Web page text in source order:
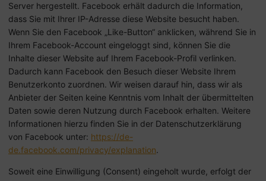
Server hergestellt. Facebook erhält dadurch die Information,
dass Sie mit Ihrer IP-Adresse diese Website besucht haben.
Wenn Sie den Facebook „Like-Button“ anklicken, während Sie in
Ihrem Facebook-Account eingeloggt sind, können Sie die
Inhalte dieser Website auf Ihrem Facebook-Profil verlinken.
Dadurch kann Facebook den Besuch dieser Website Ihrem
Benutzerkonto zuordnen. Wir weisen darauf hin, dass wir als
Anbieter der Seiten keine Kenntnis vom Inhalt der übermittelten
Daten sowie deren Nutzung durch Facebook erhalten. Weitere
Informationen hierzu finden Sie in der Datenschutzerklärung
von Facebook unter: https://de-
de.facebook.com/privacy/explanation.
Soweit eine Einwilligung (Consent) eingeholt wurde, erfolgt der